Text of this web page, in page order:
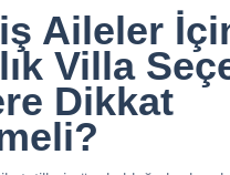
Aileler
Villa
Dikkat